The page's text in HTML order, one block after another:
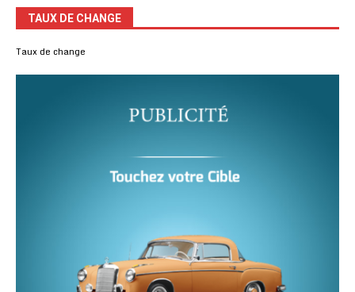
TAUX DE CHANGE
Taux de change